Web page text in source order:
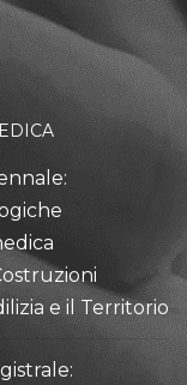
e il Territorio